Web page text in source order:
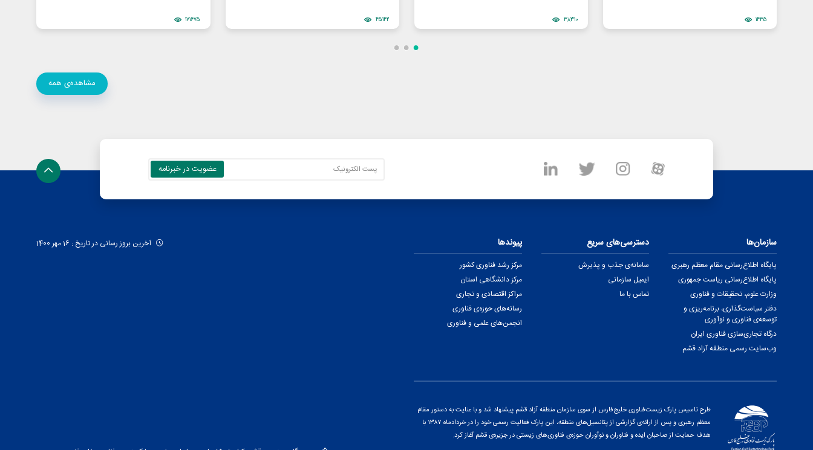
1435
38310
45142
171675
مشاهده‌ی همه
سازمان‌ها
پایگاه اطلاع‌رسانی مقام معظم رهبری
پایگاه اطلاع‌رسانی ریاست جمهوری
وزارت علوم، تحقیقات و فناوری
دفتر سیاست‌گذاری، برنامه‌ریزی و
توسعه‌ی فناوری و نوآوری
درگاه تجاری‌سازی فناوری ایران
وب‌سایت رسمی منطقه آزاد قشم
دسترسی‌های سریع
سامانه‌ی جذب و پذیرش
ایمیل سازمانی
تماس با ما
پیوندها
مرکز رشد فناوری کشور
مرکز دانشگاهی استان
مراکز اقتصادی و تجاری
رسانه‌های حوزه‌ی فناوری
انجمن‌های علمی و فناوری
طرح تاسیس پارک زیست‌فناوری خلیج‌فارس از سوی سازمان منطقه آزاد قشم پیشنهاد شد و با عنایت به دستور مقام
معظم رهبری و پس از ارائه‌ی گزارشی از پتانسیل‌های منطقه، این پارک فعالیت رسمی خود را در خردادماه ۱۳۸۷ با
هدف حمایت از صاحبان ایده و فناوران و نوآوران حوزه‌ی فناوری‌های زیستی در جزیره‌ی قشم آغاز کرد.
آخرین بروز رسانی در تاریخ : 16 مهر 1400